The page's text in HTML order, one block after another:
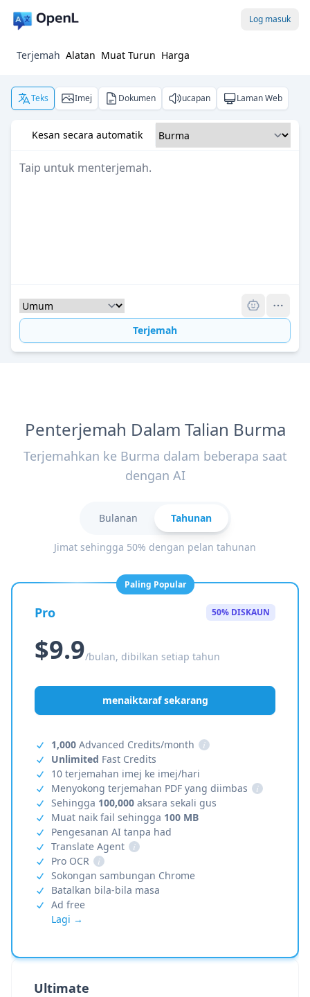
Log masuk
Terjemah Alatan Muat Turun Harga
Teks Imej Dokumen ucapan Laman Web
Kesan secara automatik
Terjemah
Penterjemah Dalam Talian Burma
Terjemahkan ke Burma dalam beberapa saat
dengan AI
Bulanan Tahunan
Jimat sehingga 50% dengan pelan tahunan
Paling Popular
Pro 50% DISKAUN
$9.9/bulan, dibilkan setiap tahun
menaiktaraf sekarang
1,000 Advanced Credits/month
i
Unlimited Fast Credits
10 terjemahan imej ke imej/hari
Menyokong terjemahan PDF yang diimbas
i
Sehingga 100,000 aksara sekali gus
Muat naik fail sehingga 100 MB
Pengesanan AI tanpa had
Translate Agent
i
Pro OCR
i
Sokongan sambungan Chrome
Batalkan bila-bila masa
Ad free
Lagi →
Ultimate